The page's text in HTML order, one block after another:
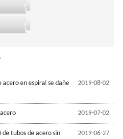
2019-08-02
en espiral se dañe
2019-07-02
2019-06-27
de tubos de acero sin